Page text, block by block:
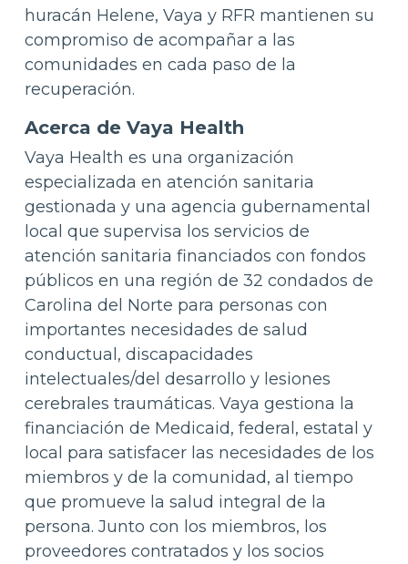
huracán Helene, Vaya y RFR mantienen su
compromiso de acompañar a las
comunidades en cada paso de la
recuperación.
Acerca de Vaya Health
Vaya Health es una organización
especializada en atención sanitaria
gestionada y una agencia gubernamental
local que supervisa los servicios de
atención sanitaria financiados con fondos
públicos en una región de 32 condados de
Carolina del Norte para personas con
importantes necesidades de salud
conductual, discapacidades
intelectuales/del desarrollo y lesiones
cerebrales traumáticas. Vaya gestiona la
financiación de Medicaid, federal, estatal y
local para satisfacer las necesidades de los
miembros y de la comunidad, al tiempo
que promueve la salud integral de la
persona. Junto con los miembros, los
proveedores contratados y los socios